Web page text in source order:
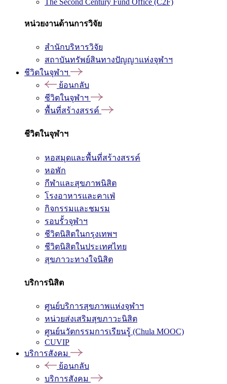
หน่วยงานด้านการวิจัย
สำนักบริหารวิจัย
สถาบันทรัพย์สินทางปัญญาแห่งจุฬาฯ
ชีวิตในจุฬาฯ
ย้อนกลับ
ชีวิตในจุฬาฯ
พื้นที่สร้างสรรค์
ชีวิตในจุฬาฯ
หอสมุดและพื้นที่สร้างสรรค์
หอพัก
กีฬาและสุขภาพนิสิต
โรงอาหารและคาเฟ่
กิจกรรมและชมรม
รอบรั้วจุฬาฯ
ชีวิตนิสิตในกรุงเทพฯ
ชีวิตนิสิตในประเทศไทย
สุขภาวะทางใจนิสิต
บริการนิสิต
ศูนย์บริการสุขภาพแห่งจุฬาฯ
หน่วยส่งเสริมสุขภาวะนิสิต
ศูนย์นวัตกรรมการเรียนรู้ (Chula MOOC)
CUVIP
บริการสังคม
ย้อนกลับ
บริการสังคม